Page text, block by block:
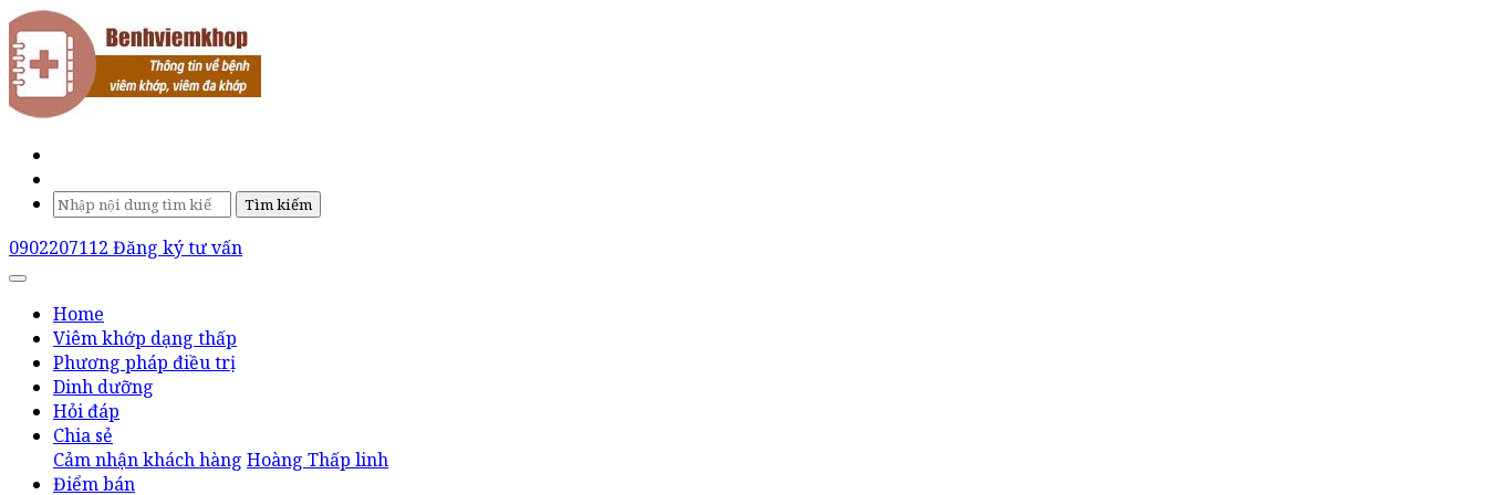
Tìm kiếm
0902207112 Đăng ký tư vấn
Home
Viêm khớp dạng thấp
Phương pháp điều trị
Dinh dưỡng
Hỏi đáp
Chia sẻ
Cảm nhận khách hàng Hoàng Thấp linh
Điểm bán